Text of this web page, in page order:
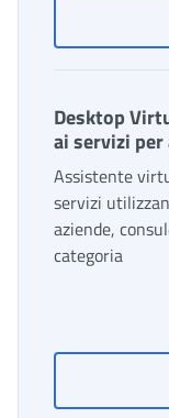
Desktop
ai servizi
Assistente
servizi
aziende,
categoria